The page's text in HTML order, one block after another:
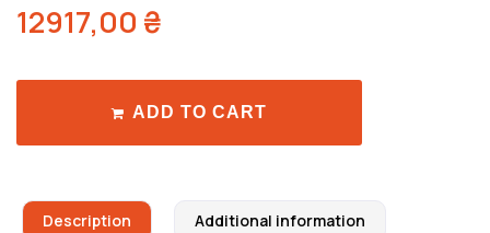
12917,00 ₴
ADD TO CART
Description Additional information